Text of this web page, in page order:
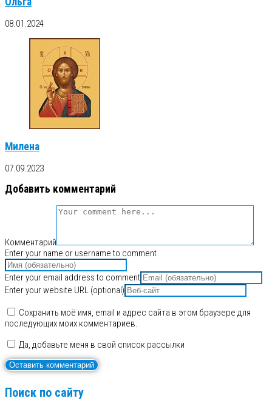
08.01.2024
Милена
07.09.2023
Добавить комментарий
Комментарий
Enter your name or username to comment
Enter your email address to comment
Enter your website URL (optional)
Сохранить моё имя, email и адрес сайта в этом браузере для
последующих моих комментариев.
Да, добавьте меня в свой список рассылки
Поиск по сайту